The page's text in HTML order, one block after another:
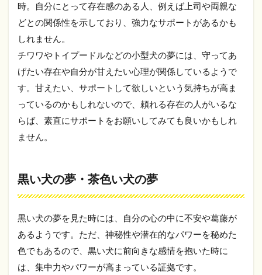
中の
末ジ
ャン
く
じ」
を紹
介
年末
ジャ
年末
ジャ
ミニ
要
3.2
年末
時。自分にとって存在感のある人、例えば上司や両親な
どとの関係性を示しており、強力なサポートがあるかも
しれません。
チワワやトイプードルなどの小型犬の夢には、守ってあ
げたい存在や自分が甘えたい心理が関係しているようで
す。甘えたい、サポートして欲しいという気持ちが高ま
っているのかもしれないので、頼れる存在の人がいるな
らば、素直にサポートをお願いしてみても良いかもしれ
ません。
黒い犬の夢・茶色い犬の夢
黒い犬の夢を見た時には、自分の心の中に不安や葛藤が
あるようです。ただ、神秘性や潜在的なパワーを秘めた
色でもあるので、黒い犬に前向きな感情を抱いた時に
は、集中力やパワーが高まっている証拠です。